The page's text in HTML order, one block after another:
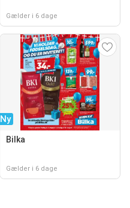
Gælder i 6 dage
Ny
Bilka
Gælder i 6 dage